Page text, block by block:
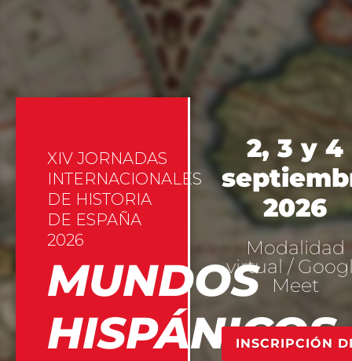
XIV JORNADAS
INTERNACIONALES
DE HISTORIA
DE ESPAÑA
2026
MUNDOS
HISPÁNICOS
2, 3 y 4
2026
Modalidad
virtual /
Meet
INSCRIPCIÓN